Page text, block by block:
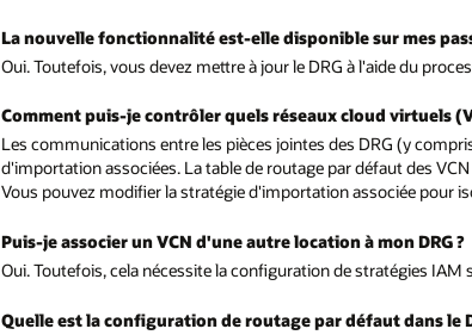
La nouvelle fonctionnalité est-elle disponible sur mes
Oui. Toutefois, vous devez mettre à jour le DRG à l'aide du
Comment puis-je contrôler quels réseaux cloud virtuels
Les communications entre les pièces jointes des DRG (y
d'importation associées. La table de routage par défaut des
Vous pouvez modifier la stratégie d'importation associée pour
Puis-je associer un VCN d'une autre location à mon DRG ?
Oui. Toutefois, cela nécessite la configuration de stratégies IAM
Quelle est la configuration de routage par défaut dans le